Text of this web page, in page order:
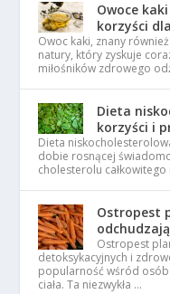
Owoce
korzyści
Owoc kaki, znany
natury, który zyskuje
miłośników zdrowego
Dieta
korzyści i
Dieta
dobie rosnącej
cholesterolu całkowitego
Ostropest
Ostropest
detoksykacyjnych i
popularność wśród
ciała. Ta niezwykła …